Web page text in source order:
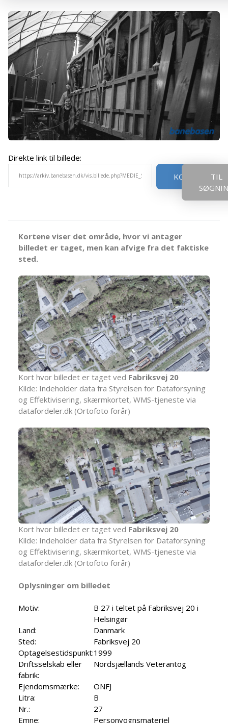
Direkte link til billede:
KOPIER
TIL
Kortene viser det område, hvor vi antager
billedet er taget, men kan afvige fra det faktiske
sted.
Kort hvor billedet er taget ved Fabriksvej 20
Kilde: Indeholder data fra Styrelsen for Dataforsyning
og Effektivisering, skærmkortet, WMS-tjeneste via
datafordeler.dk (Ortofoto forår)
Kort hvor billedet er taget ved Fabriksvej 20
Kilde: Indeholder data fra Styrelsen for Dataforsyning
og Effektivisering, skærmkortet, WMS-tjeneste via
datafordeler.dk (Ortofoto forår)
Oplysninger om billedet
Motiv:
B 27 i teltet på Fabriksvej 20 i
Helsingør
Land:
Danmark
Sted:
Fabriksvej 20
Optagelsestidspunkt:1999
Driftsselskab eller
fabrik:
Nordsjællands Veterantog
Ejendomsmærke:
ONFJ
Litra:
B
Nr.:
27
Emne:
Personvognsmateriel